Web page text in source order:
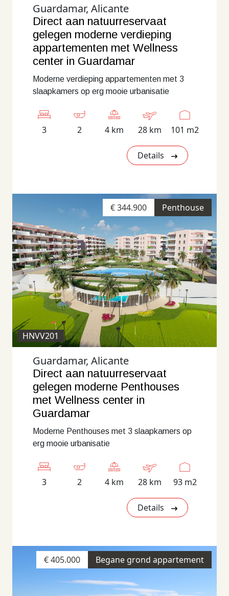
Guardamar, Alicante
Direct aan natuurreservaat
gelegen moderne verdieping
appartementen met Wellness
center in Guardamar
Moderne verdieping appartementen met 3
slaapkamers op erg mooie urbanisatie
3 2 4 km 28 km 101 m2
Details
Penthouse
€ 344.900
HNVV201
Guardamar, Alicante
Direct aan natuurreservaat
gelegen moderne Penthouses
met Wellness center in
Guardamar
Moderne Penthouses met 3 slaapkamers op
erg mooie urbanisatie
3 2 4 km 28 km 93 m2
Details
Begane grond appartement
€ 405.000